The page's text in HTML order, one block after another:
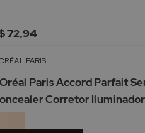
72,94
PARIS
Paris Accord Parfait
Corretor Iluminador